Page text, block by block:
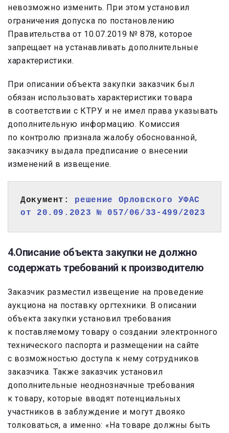
невозможно изменить. При этом установил
ограничения допуска по постановлению
Правительства от 10.07.2019 № 878, которое
запрещает на устанавливать дополнительные
характеристики.
При описании объекта закупки заказчик был
обязан использовать характеристики товара
в соответствии с КТРУ и не имел права указывать
дополнительную информацию. Комиссия
по контролю признала жалобу обоснованной,
заказчику выдала предписание о внесении
изменений в извещение.
Документ: решение Орловского УФАС
от 20.09.2023 № 057/06/33-499/2023
4.Описание объекта закупки не должно
содержать требований к производителю
Заказчик разместил извещение на проведение
аукциона на поставку оргтехники. В описании
объекта закупки установил требования
к поставляемому товару о создании электронного
технического паспорта и размещении на сайте
с возможностью доступа к нему сотрудников
заказчика. Также заказчик установил
дополнительные неоднозначные требования
к товару, которые вводят потенциальных
участников в заблуждение и могут двояко
толковаться, а именно: «На товаре должны быть